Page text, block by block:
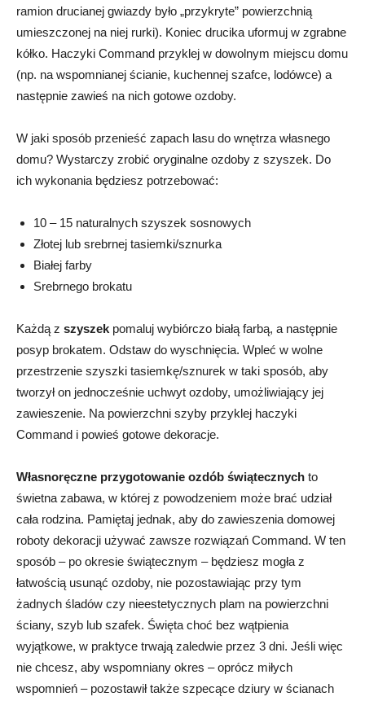
ramion drucianej gwiazdy było „przykryte” powierzchnią
umieszczonej na niej rurki). Koniec drucika uformuj w zgrabne
kółko. Haczyki Command przyklej w dowolnym miejscu domu
(np. na wspomnianej ścianie, kuchennej szafce, lodówce) a
następnie zawieś na nich gotowe ozdoby.
W jaki sposób przenieść zapach lasu do wnętrza własnego
domu? Wystarczy zrobić oryginalne ozdoby z szyszek. Do
ich wykonania będziesz potrzebować:
10 – 15 naturalnych szyszek sosnowych
Złotej lub srebrnej tasiemki/sznurka
Białej farby
Srebrnego brokatu
Każdą z szyszek pomaluj wybiórczo białą farbą, a następnie
posyp brokatem. Odstaw do wyschnięcia. Wpleć w wolne
przestrzenie szyszki tasiemkę/sznurek w taki sposób, aby
tworzył on jednocześnie uchwyt ozdoby, umożliwiający jej
zawieszenie. Na powierzchni szyby przyklej haczyki
Command i powieś gotowe dekoracje.
Własnoręczne przygotowanie ozdób świątecznych to
świetna zabawa, w której z powodzeniem może brać udział
cała rodzina. Pamiętaj jednak, aby do zawieszenia domowej
roboty dekoracji używać zawsze rozwiązań Command. W ten
sposób – po okresie świątecznym – będziesz mogła z
łatwością usunąć ozdoby, nie pozostawiając przy tym
żadnych śladów czy nieestetycznych plam na powierzchni
ściany, szyb lub szafek. Święta choć bez wątpienia
wyjątkowe, w praktyce trwają zaledwie przez 3 dni. Jeśli więc
nie chcesz, aby wspomniany okres – oprócz miłych
wspomnień – pozostawił także szpecące dziury w ścianach